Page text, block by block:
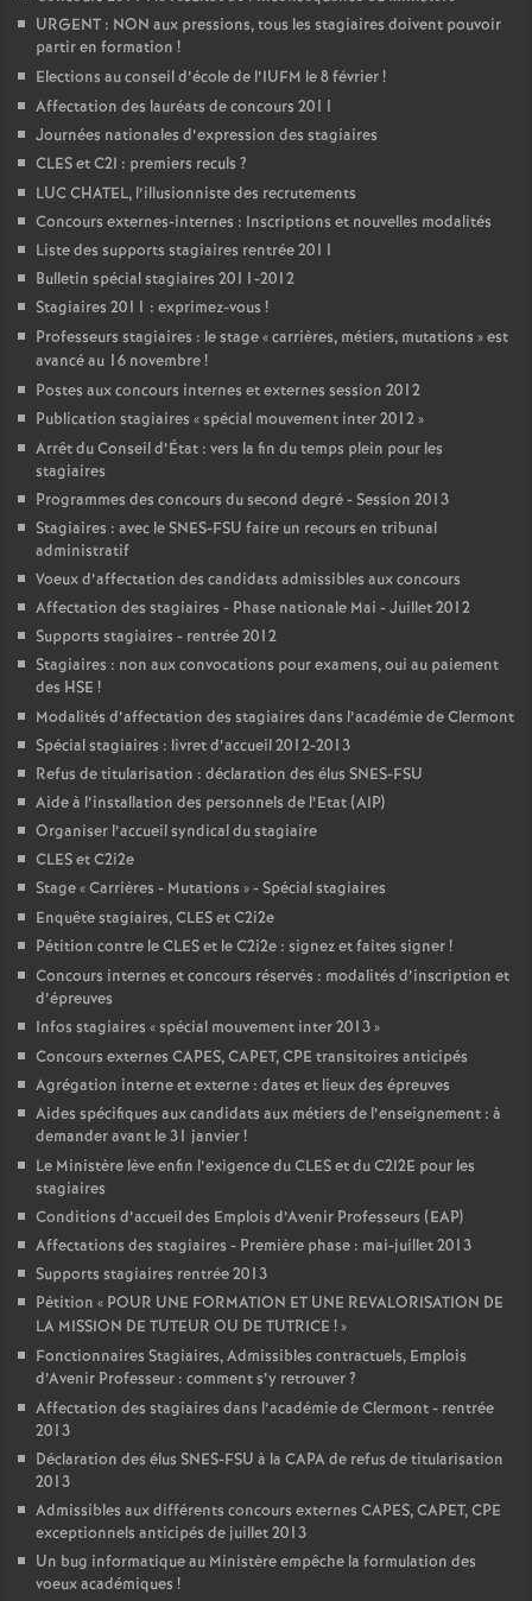
URGENT : NON aux pressions, tous les stagiaires doivent pouvoir
partir en formation !
Elections au conseil d’école de l’IUFM le 8 février!
Affectation des lauréats de concours 2011
Journées nationales d’expression des stagiaires
CLES et C2I : premiers reculs ?
LUC CHATEL, l’illusionniste des recrutements
Concours externes-internes : Inscriptions et nouvelles modalités
Liste des supports stagiaires rentrée 2011
Bulletin spécial stagiaires 2011-2012
Stagiaires 2011 : exprimez-vous !
Professeurs stagiaires : le stage «carrières, métiers, mutations » est
avancé au 16 novembre!
Postes aux concours internes et externes session 2012
Publication stagiaires «spécial mouvement inter 2012»
Arrêt du Conseil d’État : vers la fin du temps plein pour les
stagiaires
Programmes des concours du second degré - Session 2013
Stagiaires : avec le SNES-FSU faire un recours en tribunal
administratif
Voeux d’affectation des candidats admissibles aux concours
Affectation des stagiaires - Phase nationale Mai - Juillet 2012
Supports stagiaires - rentrée 2012
Stagiaires : non aux convocations pour examens, oui au paiement
des HSE !
Modalités d’affectation des stagiaires dans l’académie de Clermont
Spécial stagiaires : livret d’accueil 2012-2013
Refus de titularisation : déclaration des élus SNES-FSU
Aide à l’installation des personnels de l’Etat (AIP)
Organiser l’accueil syndical du stagiaire
CLES et C2i2e
Stage «Carrières - Mutations » - Spécial stagiaires
Enquête stagiaires, CLES et C2i2e
Pétition contre le CLES et le C2i2e : signez et faites signer!
Concours internes et concours réservés : modalités d’inscription et
d’épreuves
Infos stagiaires «spécial mouvement inter 2013»
Concours externes CAPES, CAPET, CPE transitoires anticipés
Agrégation interne et externe : dates et lieux des épreuves
Aides spécifiques aux candidats aux métiers de l’enseignement : à
demander avant le 31 janvier!
Le Ministère lève enfin l’exigence du CLES et du C2I2E pour les
stagiaires
Conditions d’accueil des Emplois d’Avenir Professeurs (EAP)
Affectations des stagiaires - Première phase : mai-juillet 2013
Supports stagiaires rentrée 2013
Pétition « POUR UNE FORMATION ET UNE REVALORISATION DE
LA MISSION DE TUTEUR OU DE TUTRICE !»
Fonctionnaires Stagiaires, Admissibles contractuels, Emplois
d’Avenir Professeur : comment s’y retrouver?
Affectation des stagiaires dans l’académie de Clermont - rentrée
2013
Déclaration des élus SNES-FSU à la CAPA de refus de titularisation
2013
Admissibles aux différents concours externes CAPES, CAPET, CPE
exceptionnels anticipés de juillet 2013
Un bug informatique au Ministère empêche la formulation des
voeux académiques !